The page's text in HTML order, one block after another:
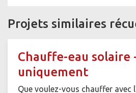
Projets similaires
Chauffe-eau solaire -
uniquement
Que voulez-vous chauffer avec